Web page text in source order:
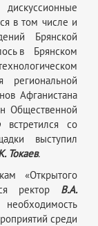
в том числе и
Брянской
в Брянском
региональной
Афганистана
Общественной
встретился со
выступил
Токаев.
«Открытого
ректор В.А.
среди